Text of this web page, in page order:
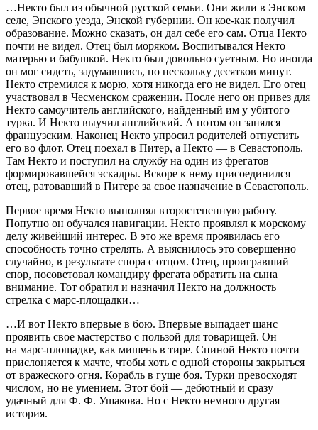
…Некто был из обычной русской семьи. Они жили в Энском
селе, Энского уезда, Энской губернии. Он кое-как получил
образование. Можно сказать, он дал себе его сам. Отца Некто
почти не видел. Отец был моряком. Воспитывался Некто
матерью и бабушкой. Некто был довольно суетным. Но иногда
он мог сидеть, задумавшись, по нескольку десятков минут.
Некто стремился к морю, хотя никогда его не видел. Его отец
участвовал в Чесменском сражении. После него он привез для
Некто самоучитель английского, найденный им у убитого
турка. И Некто выучил английский. А потом он занялся
французским. Наконец Некто упросил родителей отпустить
его во флот. Отец поехал в Питер, а Некто — в Севастополь.
Там Некто и поступил на службу на один из фрегатов
формировавшейся эскадры. Вскоре к нему присоединился
отец, ратовавший в Питере за свое назначение в Севастополь.
Первое время Некто выполнял второстепенную работу.
Попутно он обучался навигации. Некто проявлял к морскому
делу живейший интерес. В это же время проявилась его
способность точно стрелять. А выяснилось это совершенно
случайно, в результате спора с отцом. Отец, проигравший
спор, посоветовал командиру фрегата обратить на сына
внимание. Тот обратил и назначил Некто на должность
стрелка с марс-площадки…
…И вот Некто впервые в бою. Впервые выпадает шанс
проявить свое мастерство с пользой для товарищей. Он
на марс-площадке, как мишень в тире. Спиной Некто почти
прислоняется к мачте, чтобы хоть с одной стороны закрыться
от вражеского огня. Корабль в гуще боя. Турки превосходят
числом, но не умением. Этот бой — дебютный и сразу
удачный для Ф. Ф. Ушакова. Но с Некто немного другая
история.